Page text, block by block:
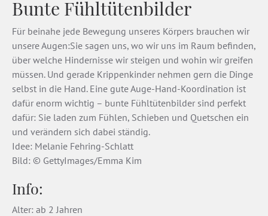
Bunte Fühltütenbilder
Für beinahe jede Bewegung unseres Körpers brauchen wir
unsere Augen:Sie sagen uns, wo wir uns im Raum befinden,
über welche Hindernisse wir steigen und wohin wir greifen
müssen. Und gerade Krippenkinder nehmen gern die Dinge
selbst in die Hand. Eine gute Auge-Hand-Koordination ist
dafür enorm wichtig – bunte Fühltütenbilder sind perfekt
dafür: Sie laden zum Fühlen, Schieben und Quetschen ein
und verändern sich dabei ständig.
Idee: Melanie Fehring-Schlatt
Bild: © GettyImages/Emma Kim
Info:
Alter: ab 2 Jahren